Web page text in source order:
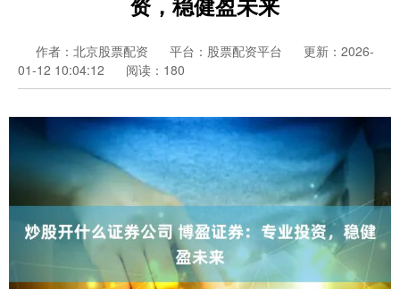
作者：北京股票配资 平台：股票配资平台
更新：2026-
01-12 10:04:12
阅读：180